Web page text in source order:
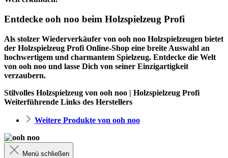
Entdecke ooh noo beim Holzspielzeug Profi
Als stolzer Wiederverkäufer von ooh noo Holzspielzeugen bietet
der Holzspielzeug Profi Online-Shop eine breite Auswahl an
hochwertigem und charmantem Spielzeug. Entdecke die Welt
von ooh noo und lasse Dich von seiner Einzigartigkeit
verzaubern.
Stilvolles Holzspielzeug von ooh noo | Holzspielzeug Profi
Weiterführende Links des Herstellers
Weitere Produkte von ooh noo
Menü schließen